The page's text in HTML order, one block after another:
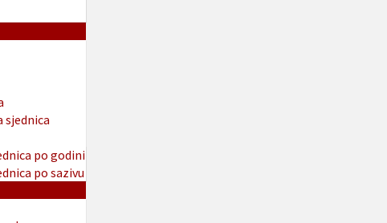
sjednica
po godini
po sazivu